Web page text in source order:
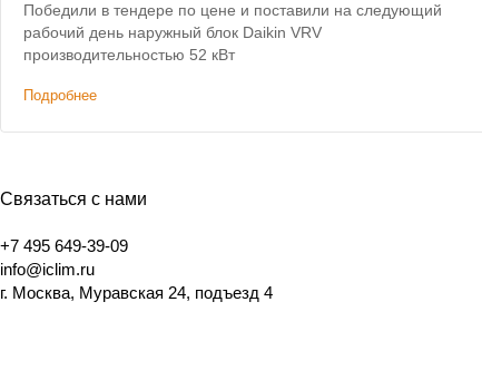
Победили в тендере по цене и поставили на следующий
рабочий день наружный блок Daikin VRV
производительностью 52 кВт
Подробнее
Связаться с нами
+7 495 649-39-09
info@iclim.ru
г. Москва, Муравская 24, подъезд 4